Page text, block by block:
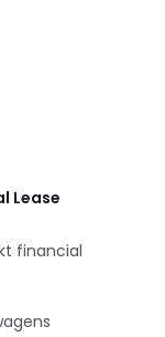
Lease
financial